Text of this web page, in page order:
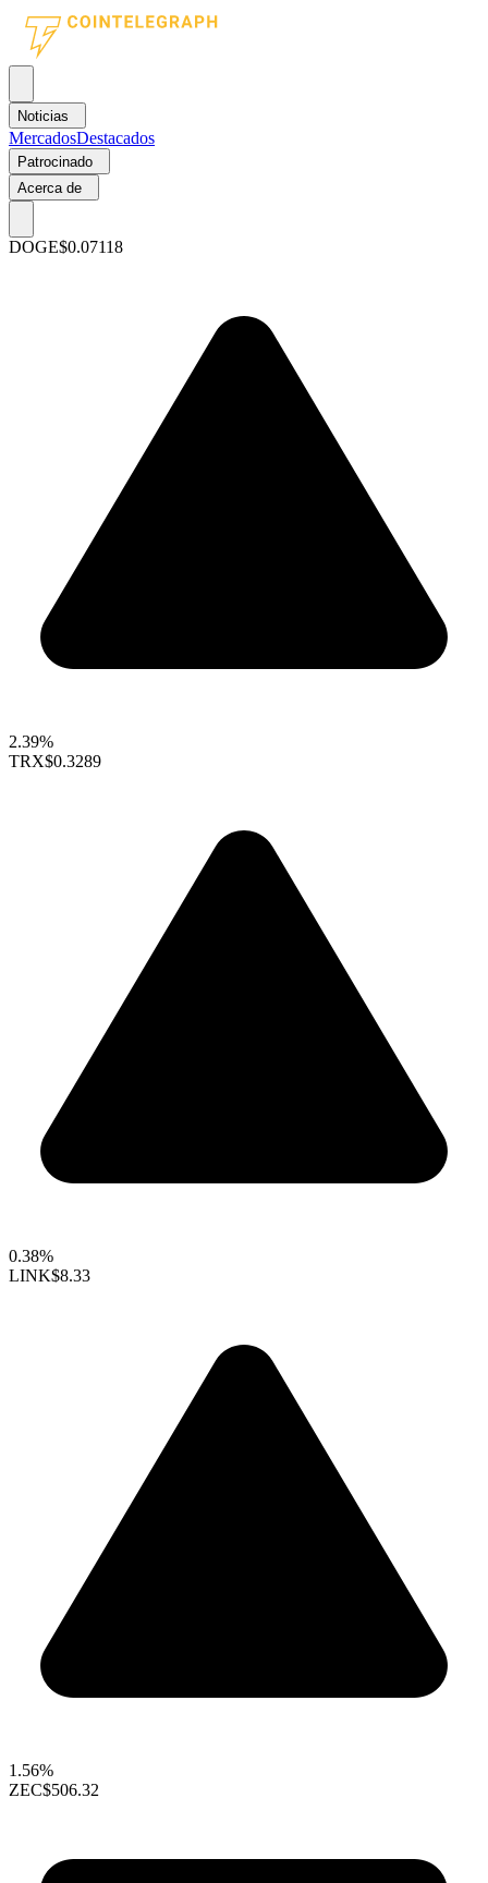
Noticias
MercadosDestacados
Patrocinado
Acerca de
DOGE$0.07118
2.39%
TRX$0.3289
0.38%
LINK$8.33
1.56%
ZEC$506.32